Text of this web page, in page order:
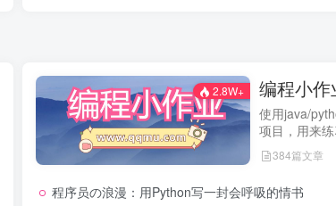
2.8W+ 编程小作
使用java/
项目，用来
384篇文章
程序员の浪漫：用Python写一封会呼吸的情书